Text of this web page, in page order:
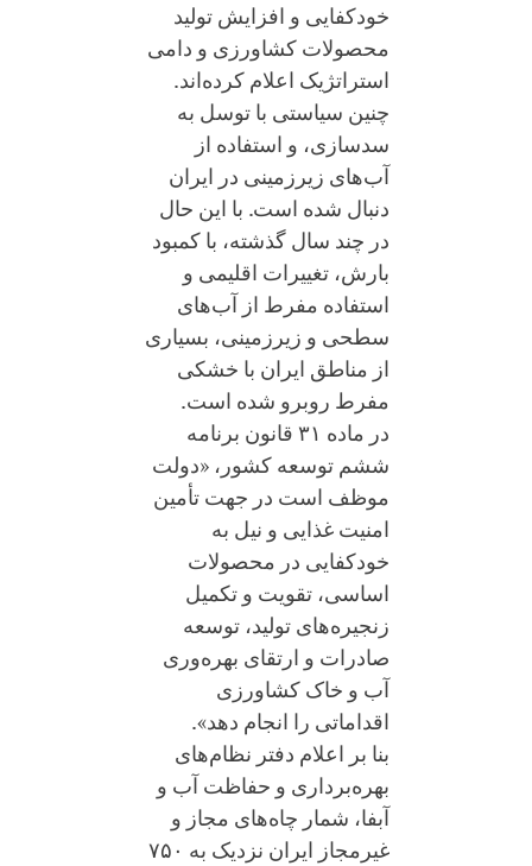
خودکفایی و افزایش تولید
محصولات کشاورزی و دامی
استراتژیک اعلام کرده‌اند.
چنین سیاستی با توسل به
سدسازی، و استفاده از
آب‌های زیرزمینی در ایران
دنبال شده است. با این حال
در چند سال گذشته، با کمبود
بارش، تغییرات اقلیمی و
استفاده مفرط از آب‌های
سطحی و زیرزمینی، بسیاری
از مناطق ایران با خشکی
مفرط روبرو شده است.
در ماده ۳۱ قانون برنامه
ششم توسعه کشور، «دولت
موظف است در جهت تأمین
امنیت غذایی و نیل به
خودکفایی در محصولات
اساسی، تقویت و تکمیل
زنجیره‌های تولید، توسعه
صادرات و ارتقای بهره‌وری
آب و خاک کشاورزی
اقداماتی را انجام دهد».
بنا بر اعلام دفتر نظام‌های
بهره‌برداری و حفاظت آب و
آبفا، شمار چاه‌های مجاز و
غیرمجاز ایران نزدیک به ۷۵۰